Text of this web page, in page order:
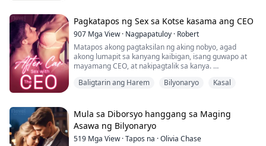
Pagkatapos ng Sex sa Kotse kasama ang CEO
907 Mga View· Nagpapatuloy · Robert
Matapos akong pagtaksilan ng aking nobyo, agad
akong lumapit sa kanyang kaibigan, isang guwapo at
mayamang CEO, at nakipagtalik sa kanya.
isang gabing kasalanan lamang, ngunit hindi ko
Nilapitan niya ang aking nobyo dahil lamang sa akin...
Baligtarin ang Harem Bilyonaryo Kasal
Mula sa Diborsyo hanggang sa Maging
Asawa ng Bilyonaryo
519 Mga View·Tapos na ·Olivia Chase